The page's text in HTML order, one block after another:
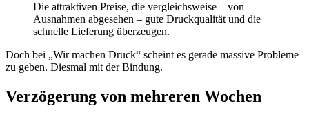
Die attraktiven Preise, die vergleichsweise – von
Ausnahmen abgesehen – gute Druckqualität und die
schnelle Lieferung überzeugen.
Doch bei „Wir machen Druck“ scheint es gerade massive Probleme
zu geben. Diesmal mit der Bindung.
Verzögerung von mehreren Wochen